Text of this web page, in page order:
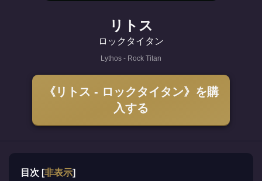
リトス
ロックタイタン
Lythos - Rock Titan
《リトス - ロックタイタン》を購
入する
目次 [非表示]